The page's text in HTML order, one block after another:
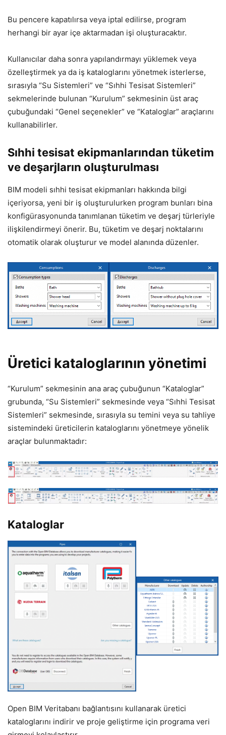
Bu pencere kapatılırsa veya iptal edilirse, program
herhangi bir ayar içe aktarmadan işi oluşturacaktır.
Kullanıcılar daha sonra yapılandırmayı yüklemek veya
özelleştirmek ya da iş kataloglarını yönetmek isterlerse,
sırasıyla “Su Sistemleri” ve “Sıhhi Tesisat Sistemleri”
sekmelerinde bulunan “Kurulum” sekmesinin üst araç
çubuğundaki “Genel seçenekler” ve “Kataloglar” araçlarını
kullanabilirler.
Sıhhi tesisat ekipmanlarından tüketim
ve deşarjların oluşturulması
BIM modeli sıhhi tesisat ekipmanları hakkında bilgi
içeriyorsa, yeni bir iş oluşturulurken program bunları bina
konfigürasyonunda tanımlanan tüketim ve deşarj türleriyle
ilişkilendirmeyi önerir. Bu, tüketim ve deşarj noktalarını
otomatik olarak oluşturur ve model alanında düzenler.
Üretici kataloglarının yönetimi
“Kurulum” sekmesinin ana araç çubuğunun “Kataloglar”
grubunda, “Su Sistemleri” sekmesinde veya “Sıhhi Tesisat
Sistemleri” sekmesinde, sırasıyla su temini veya su tahliye
sistemindeki üreticilerin kataloglarını yönetmeye yönelik
araçlar bulunmaktadır:
Kataloglar
Open BIM Veritabanı bağlantısını kullanarak üretici
kataloglarını indirir ve proje geliştirme için programa veri